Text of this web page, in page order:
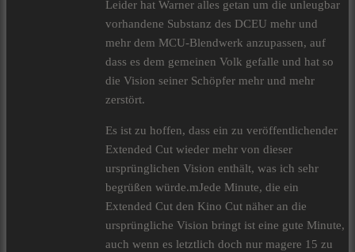
Leider hat Warner alles getan um die unleugbar
vorhandene Substanz des DCEU mehr und
mehr dem MCU-Blendwerk anzupassen, auf
dass es dem gemeinen Volk gefalle und hat so
die Vision seiner Schöpfer mehr und mehr
zerstört.
Es ist zu hoffen, dass ein zu veröffentlichender
Extended Cut wieder mehr von dieser
ursprünglichen Vision enthält, was ich sehr
begrüßen würde.mJede Minute, die ein
Extended Cut den Kino Cut näher an die
ursprüngliche Vision bringt ist eine gute Minute,
auch wenn es letztlich doch nur magere 15 zu